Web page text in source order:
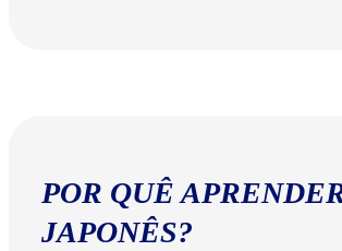
POR QUÊ
JAPONÊS?